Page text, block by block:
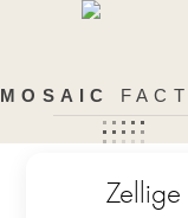
MOSAIC
Zellige